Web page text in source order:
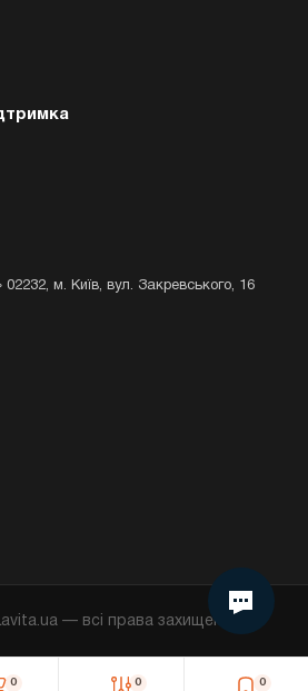
0 0 0
м. Київ, вул. Закревського, 16
— всі права захищені